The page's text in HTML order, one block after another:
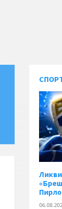
Пирло